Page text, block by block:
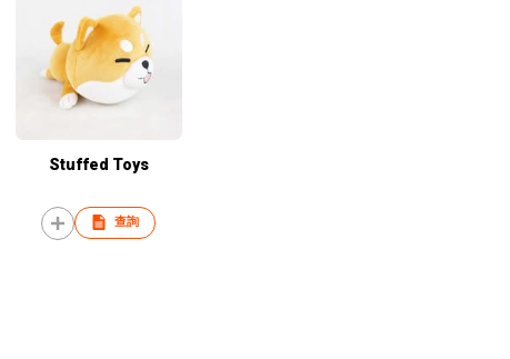
Stuffed Toys
查詢